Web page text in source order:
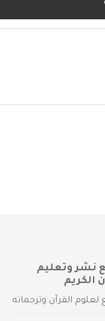
نشر وتعليم
الكريم
لعلوم القرآن وترجماته